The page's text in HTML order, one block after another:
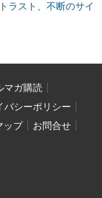
ラスト、不断のサイ
マガ購読
バシーポリシー
ップ
お問合せ